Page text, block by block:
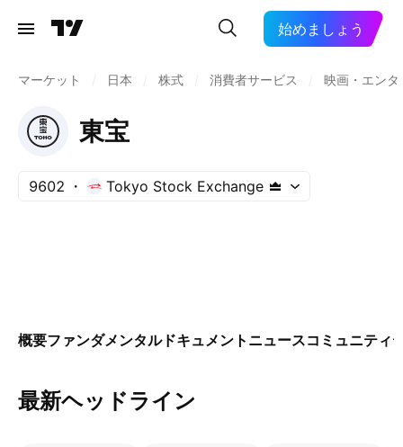
始めましょう
マーケット 日本 株式 消費者サービス 映画・エン
東宝
9602 Tokyo Stock Exchange
概要ファンダメンタルドキュメント ニュースコミュニティ
最新ヘッドライン